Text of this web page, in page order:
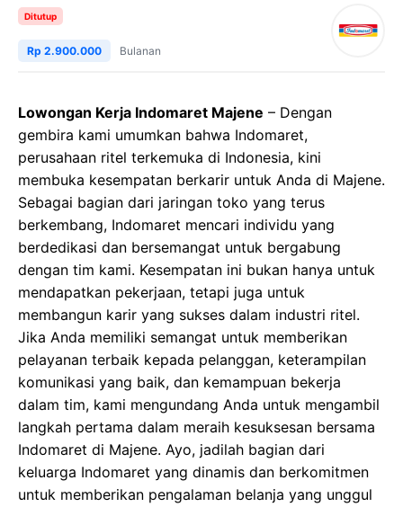
Ditutup
Rp 2.900.000 Bulanan
Lowongan Kerja Indomaret Majene – Dengan
gembira kami umumkan bahwa Indomaret,
perusahaan ritel terkemuka di Indonesia, kini
membuka kesempatan berkarir untuk Anda di Majene.
Sebagai bagian dari jaringan toko yang terus
berkembang, Indomaret mencari individu yang
berdedikasi dan bersemangat untuk bergabung
dengan tim kami. Kesempatan ini bukan hanya untuk
mendapatkan pekerjaan, tetapi juga untuk
membangun karir yang sukses dalam industri ritel.
Jika Anda memiliki semangat untuk memberikan
pelayanan terbaik kepada pelanggan, keterampilan
komunikasi yang baik, dan kemampuan bekerja
dalam tim, kami mengundang Anda untuk mengambil
langkah pertama dalam meraih kesuksesan bersama
Indomaret di Majene. Ayo, jadilah bagian dari
keluarga Indomaret yang dinamis dan berkomitmen
untuk memberikan pengalaman belanja yang unggul